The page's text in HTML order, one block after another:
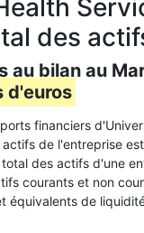
des
au bilan au
d'euros
financiers
de l'entreprise
total des actifs d'une
courants et non
équivalents de